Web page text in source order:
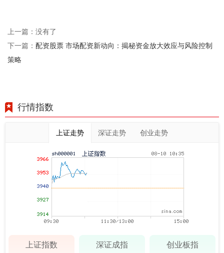
上一篇：没有了
下一篇： 配资股票 市场配资新动向：揭秘资金放大效应与风险控制
策略
行情指数
上证走势 深证走势 创业走势
上证指数 深证成指 创业板指